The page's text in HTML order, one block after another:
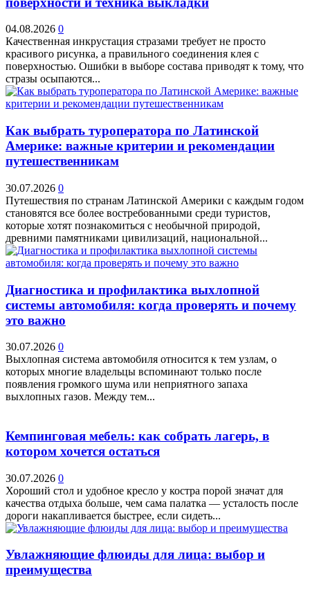
04.08.2026 0
Качественная инкрустация стразами требует не просто
красивого рисунка, а правильного соединения клея с
поверхностью. Ошибки в выборе состава приводят к тому, что
стразы осыпаются...
Как выбрать туроператора по Латинской
Америке: важные критерии и рекомендации
путешественникам
30.07.2026 0
Путешествия по странам Латинской Америки с каждым годом
становятся все более востребованными среди туристов,
которые хотят познакомиться с необычной природой,
древними памятниками цивилизаций, национальной...
Диагностика и профилактика выхлопной
системы автомобиля: когда проверять и почему
это важно
30.07.2026 0
Выхлопная система автомобиля относится к тем узлам, о
которых многие владельцы вспоминают только после
появления громкого шума или неприятного запаха
выхлопных газов. Между тем...
Кемпинговая мебель: как собрать лагерь, в
котором хочется остаться
30.07.2026 0
Хороший стол и удобное кресло у костра порой значат для
качества отдыха больше, чем сама палатка — усталость после
дороги накапливается быстрее, если сидеть...
Увлажняющие флюиды для лица: выбор и
преимущества